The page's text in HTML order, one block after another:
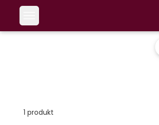
1 produkt